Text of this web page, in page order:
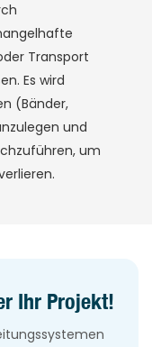
Transport
Es wird
(Bänder,
und
um
Ihr Projekt!